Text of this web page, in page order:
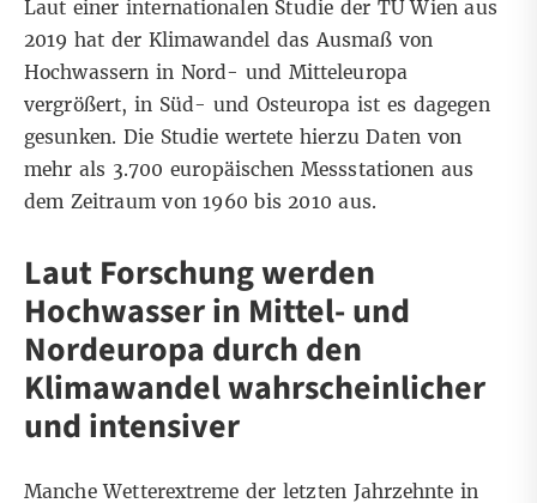
Laut einer internationalen Studieder TU Wien aus
2019 hat der Klimawandel das Ausmaß von
Hochwassern in Nord- und Mitteleuropa
vergrößert, in Süd- und Osteuropa ist es dagegen
gesunken. Die Studie wertete hierzu Daten von
mehr als 3.700 europäischen Messstationen aus
dem Zeitraum von 1960 bis 2010 aus.
Laut Forschung werden
Hochwasser in Mittel- und
Nordeuropa durch den
Klimawandel wahrscheinlicher
und intensiver
Manche Wetterextreme der letzten Jahrzehnte in